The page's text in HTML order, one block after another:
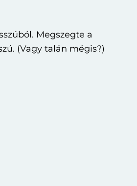
Megszegte a
(Vagy talán mégis?)